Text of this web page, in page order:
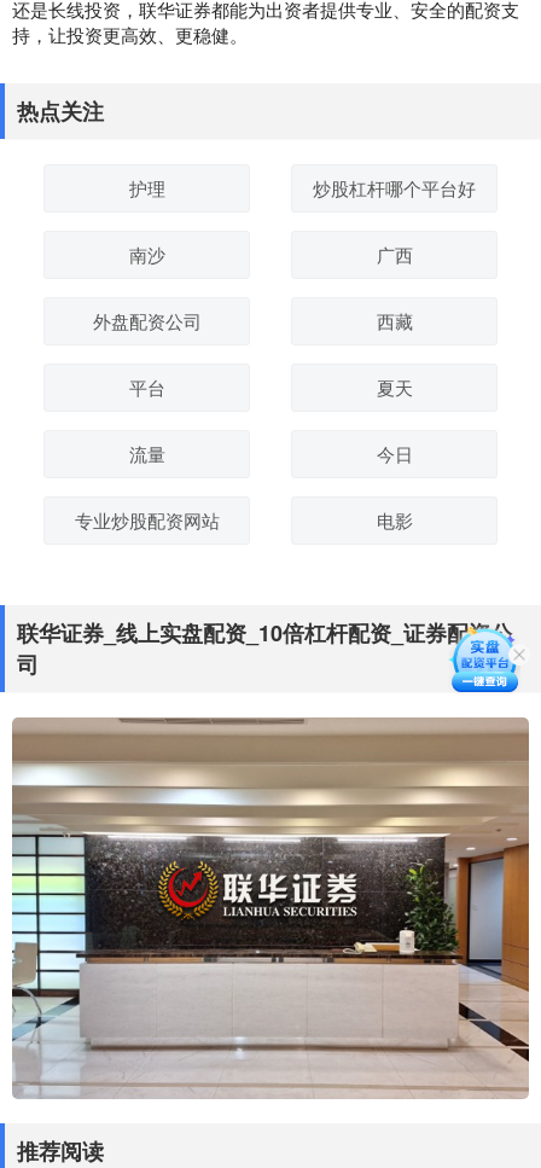
还是长线投资，联华证券都能为出资者提供专业、安全的配资支
持，让投资更高效、更稳健。
热点关注
护理 炒股杠杆哪个平台好
南沙 广西
外盘配资公司 西藏
平台 夏天
流量 今日
专业炒股配资网站 电影
联华证券_线上实盘配资_10倍杠杆配资_证券配资公
司
推荐阅读